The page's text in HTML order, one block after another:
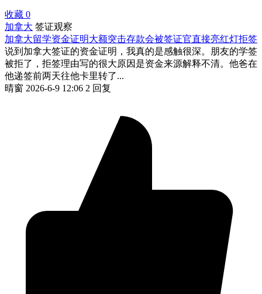
收藏 0
加拿大 签证观察
加拿大留学资金证明大额突击存款会被签证官直接亮红灯拒签
说到加拿大签证的资金证明，我真的是感触很深。朋友的学签
被拒了，拒签理由写的很大原因是资金来源解释不清。他爸在
他递签前两天往他卡里转了...
晴窗 2026-6-9 12:06 2 回复